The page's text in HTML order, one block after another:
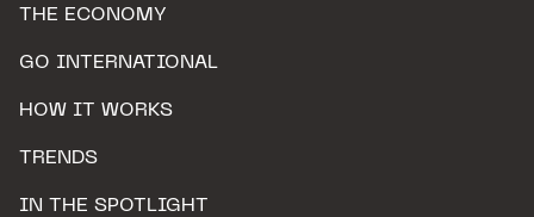
THE ECONOMY
GO INTERNATIONAL
HOW IT WORKS
TRENDS
IN THE SPOTLIGHT